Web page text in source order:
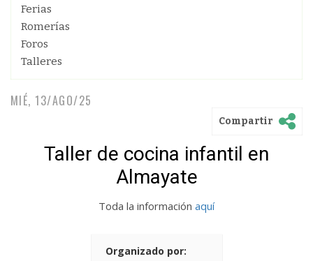
Ferias
Romerías
Foros
Talleres
MIÉ, 13/AGO/25
Compartir
Taller de cocina infantil en
Almayate
Toda la información aquí
Organizado por: